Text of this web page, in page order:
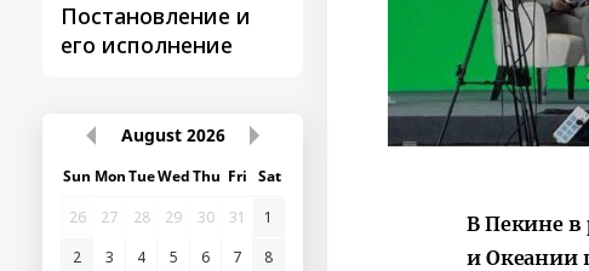
Постановление и
его исполнение
Президента
August 2026
Sun MonTueWedThu Fri Sat
26
27 28 29 30 31
1
2
3 4 5 6 7
8
В Пекине в
и Океании